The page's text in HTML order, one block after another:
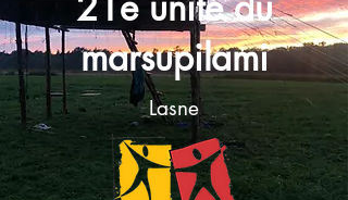
marsupilami
Lasne